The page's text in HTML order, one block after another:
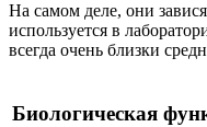
На самом деле, они
используется в
всегда очень близки
Биологическая